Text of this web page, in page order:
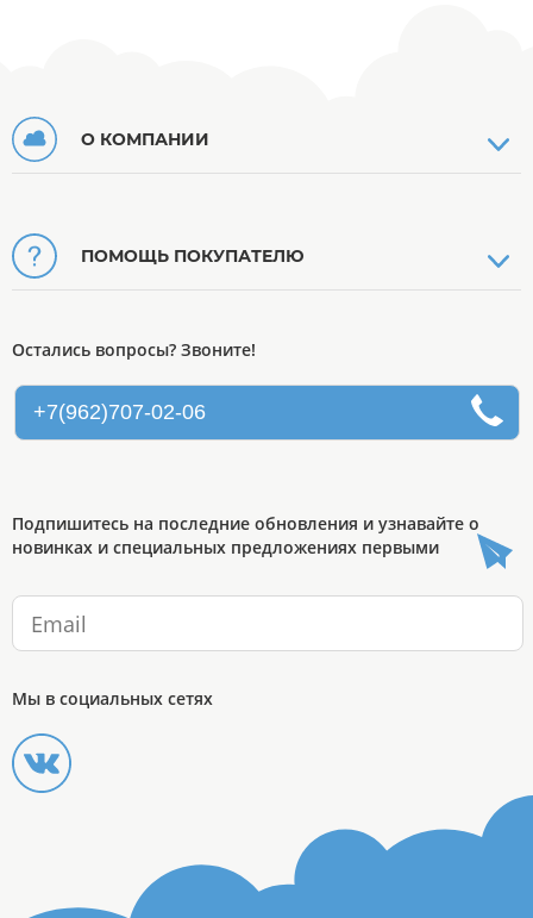
О КОМПАНИИ
ПОМОЩЬ ПОКУПАТЕЛЮ
Остались вопросы? Звоните!
+7(962)707-02-06
Подпишитесь на последние обновления и узнавайте о
новинках и специальных предложениях первыми
Мы в социальных сетях